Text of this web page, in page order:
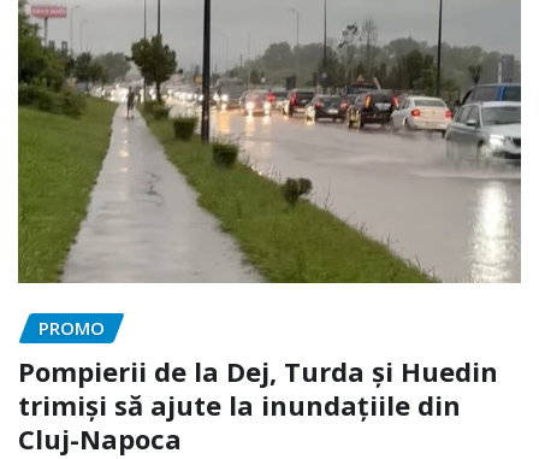
PROMO
Pompierii de la Dej, Turda și Huedin
trimiși să ajute la inundațiile din
Cluj-Napoca